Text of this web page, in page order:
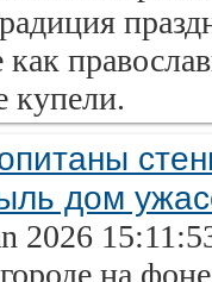
купели.
дом
2026
на